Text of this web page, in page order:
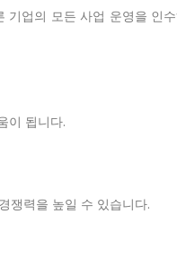
업의 모든 사업 운영을 인
이 됩니다.
쟁력을 높일 수 있습니다.